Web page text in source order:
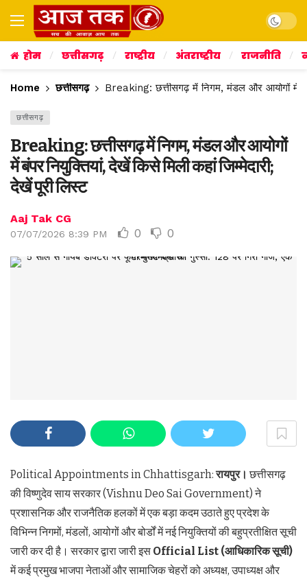
Dark
होम छत्तीसगढ़ राष्ट्रीय अंतराष्ट्रीय राजनीति
Home छत्तीसगढ़ Breaking: छत्तीसगढ़ में निगम, मंडल और आयोगों में
छत्तीसगढ़
Breaking: छत्तीसगढ़ में निगम, मंडल और आयोगों
में बंपर नियुक्तियां, देखें किसे मिली कहां जिम्मेदारी;
देखें पूरी लिस्ट
Aaj Tak CG
07/07/2026 8:39 PM 0 0
Political Appointments in Chhattisgarh:रायपुर। छत्तीसगढ़
की विष्णुदेव साय सरकार (Vishnu Deo Sai Government) ने
प्रशासनिक और राजनैतिक हलकों में एक बड़ा कदम उठाते हुए प्रदेश के
विभिन्न निगमों, मंडलों, आयोगों और बोर्डों में नई नियुक्तियों की बहुप्रतीक्षित सूची
जारी कर दी है। सरकार द्वारा जारी इस Official List (आधिकारिक सूची)
में कई प्रमुख भाजपा नेताओं और सामाजिक चेहरों को अध्यक्ष, उपाध्यक्ष और